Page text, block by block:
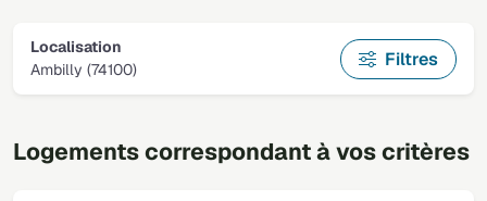
Localisation
Ambilly (74100)
Filtres
Logements correspondant à vos critères